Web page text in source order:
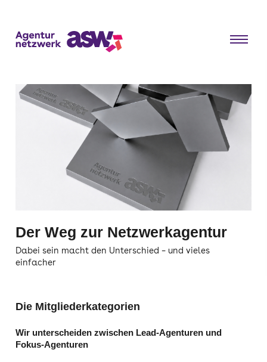
Der Weg zur Netzwerkagentur
Dabei sein macht den Unterschied – und vieles
einfacher
Die Mitgliederkategorien
Wir unterscheiden zwischen Lead-Agenturen und
Fokus-Agenturen